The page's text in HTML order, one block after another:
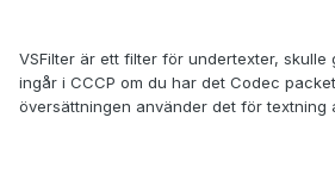
VSFilter är ett filter för undertexter, skulle
ingår i CCCP om du har det Codec
översättningen använder det för textning